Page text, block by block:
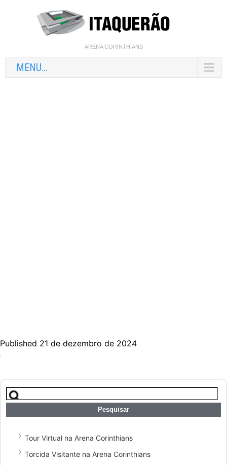
ARENA CORINTHIANS
MENU...
Published 21 de dezembro de 2024
Pesquisar
por:
Tour Virtual na Arena Corinthians
Torcida Visitante na Arena Corinthians